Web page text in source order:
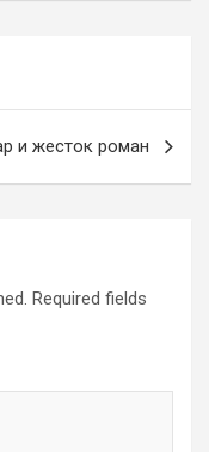
и жесток роман
Required fields